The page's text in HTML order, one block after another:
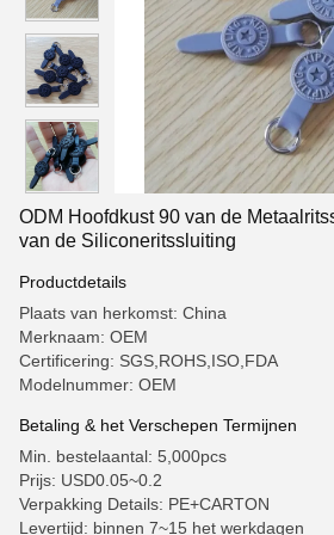
ODM Hoofdkust 90 van de
van de Siliconeritssluiting
Productdetails
Plaats van herkomst: China
Merknaam: OEM
Certificering: SGS,ROHS,ISO,FDA
Modelnummer: OEM
Betaling & het Verschepen Termijnen
Min. bestelaantal: 5,000pcs
Prijs: USD0.05~0.2
Verpakking Details: PE+CARTON
Levertijd: binnen 7~15 het werkdagen